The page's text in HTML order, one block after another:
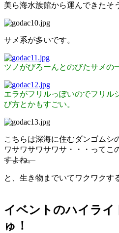
美ら海水族館から運んできたそ
サメ系が多いです。
ツノがびろーんとのびたサメの
エラがフリルっぽいのでフリル
び方とかもすごい。
こちらは深海に住むダンゴムシ
ワサワサワサワサ・・・ってこ
すよね。
と、生き物までいてワクワクす
イベントのハイライ
ゅ！